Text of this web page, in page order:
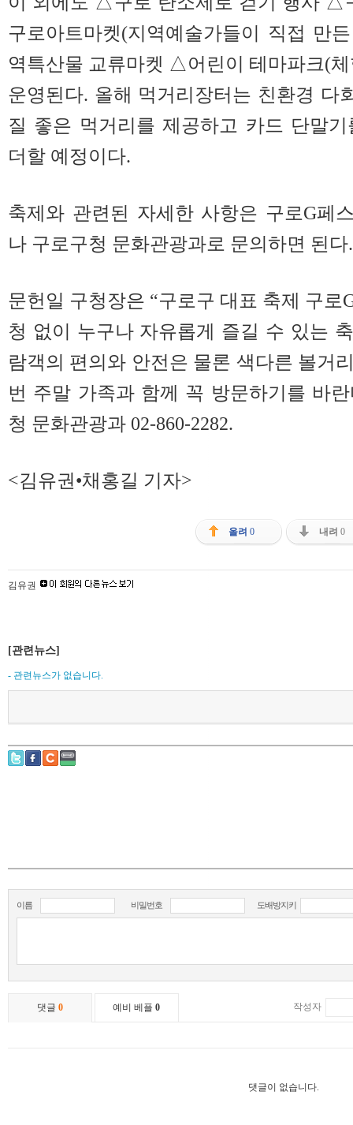
구로아트마켓(지역예술가들이 직접 만
역특산물 교류마켓 △어린이 테마파크(
운영된다. 올해 먹거리장터는 친환경 다
질 좋은 먹거리를 제공하고 카드 단말
더할 예정이다.
축제와 관련된 자세한 사항은 구로G페
나 구로구청 문화관광과로 문의하면 된다.
문헌일 구청장은 “구로구 대표 축제 구로
청 없이 누구나 자유롭게 즐길 수 있는
람객의 편의와 안전은 물론 색다른 볼거
번 주말 가족과 함께 꼭 방문하기를 바
청 문화관광과 02-860-2282.
<김유권•채홍길 기자>
올려 0 내려 0
김유권
[관련뉴스]
- 관련뉴스가 없습니다.